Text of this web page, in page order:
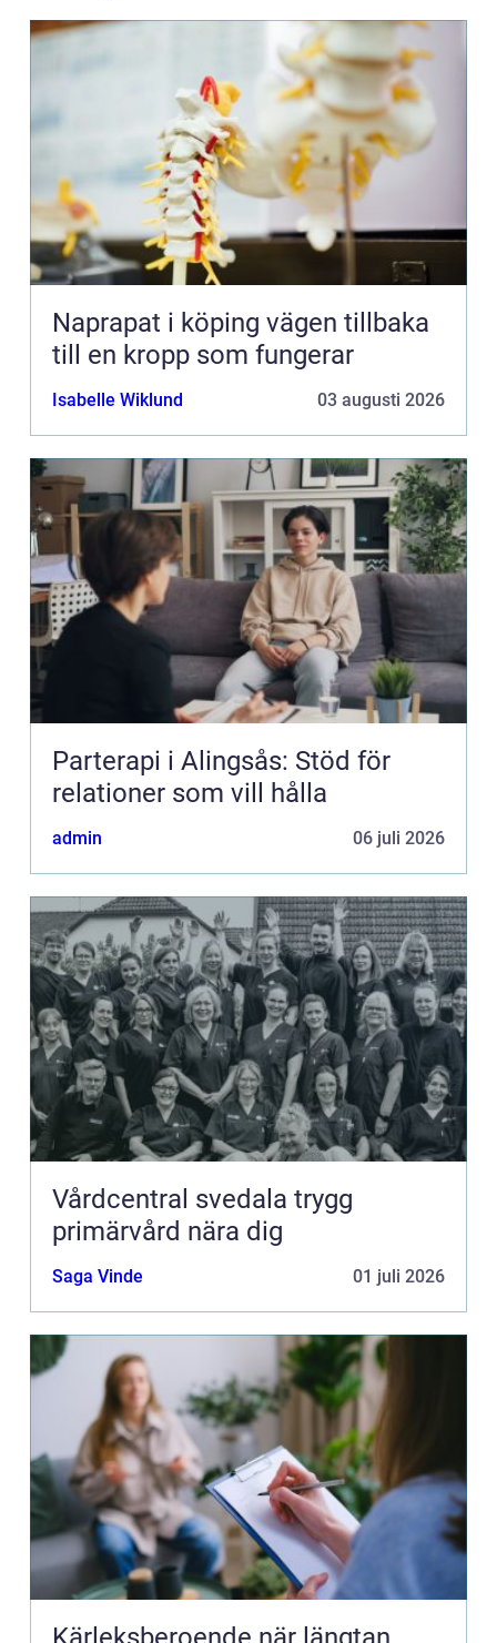
Naprapat i köping vägen tillbaka
till en kropp som fungerar
Isabelle Wiklund 03 augusti 2026
Parterapi i Alingsås: Stöd för
relationer som vill hålla
admin 06 juli 2026
Vårdcentral svedala trygg
primärvård nära dig
Saga Vinde 01 juli 2026